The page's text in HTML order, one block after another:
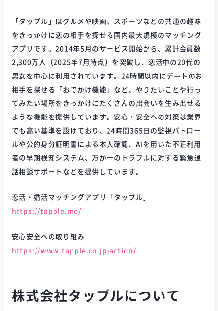
「タップル」はグルメや映画、スポーツなどの共通の趣味
をきっかけに恋の相手を探せる国内最大規模のマッチング
アプリです。2014年5月のサービス開始から、累計会員数
2,300万人（2025年7月時点）を突破し、恋活中の20代の
男女を中心に利用されています。24時間以内にデートのお
相手を探せる「おでかけ機能」など、やりたいことや行っ
てみたい場所をきっかけにたくさんの出会いを生み出せる
ような機能を提供しています。安心・安全への対策は業界
でも高い基準を設けており、24時間365日の監視パトロー
ルや公的身分証明書による本人確認、AIを用いた不正利用
者の早期検知システム、万が一のトラブルに対する緊急通
話相談サポートなどを提供しています。
恋活・婚活マッチングアプリ「タップル」
https://tapple.me/
安心安全への取り組み
https://www.tapple.co.jp/action/
株式会社タップルについて